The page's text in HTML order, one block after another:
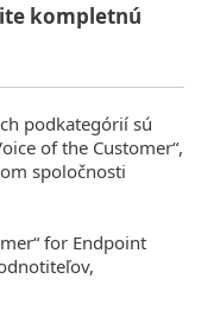
kompletnú
podkategórií sú
of the Customer“,
spoločnosti
for Endpoint